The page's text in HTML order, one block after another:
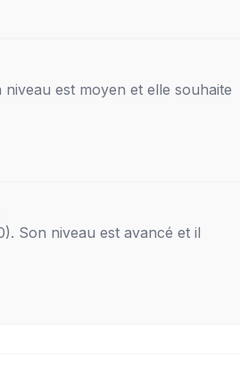
niveau est moyen et elle souhaite
Son niveau est avancé et il